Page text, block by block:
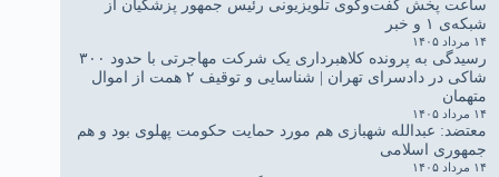
ساعت پخش گفت‌وگوی تلویزیونی رئیس جمهور پزشکیان از
شبکه‌ی ۱ و خبر
۱۴ مرداد ۱۴۰۵
رسیدگی به پرونده کلاهبرداری یک شرکت مهاجرتی با حدود ۳۰۰
شاکی در دادسرای تهران | شناسایی و توقیف ۲ همت از اموال
متهمان
۱۴ مرداد ۱۴۰۵
معتضد: عبدالله شهبازی هم مورد حمایت حکومت پهلوی بود و هم
جمهوری اسلامی
۱۴ مرداد ۱۴۰۵